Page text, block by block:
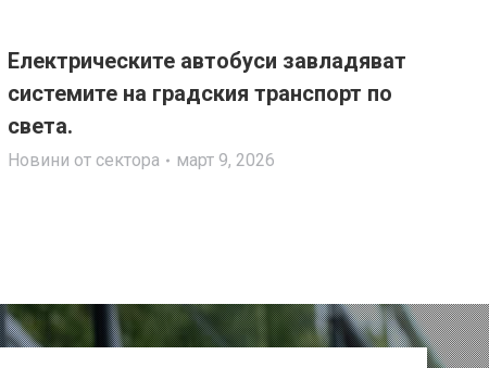
Електрическите автобуси завладяват
системите на градския транспорт по
света.
Новини от сектора март 9, 2026